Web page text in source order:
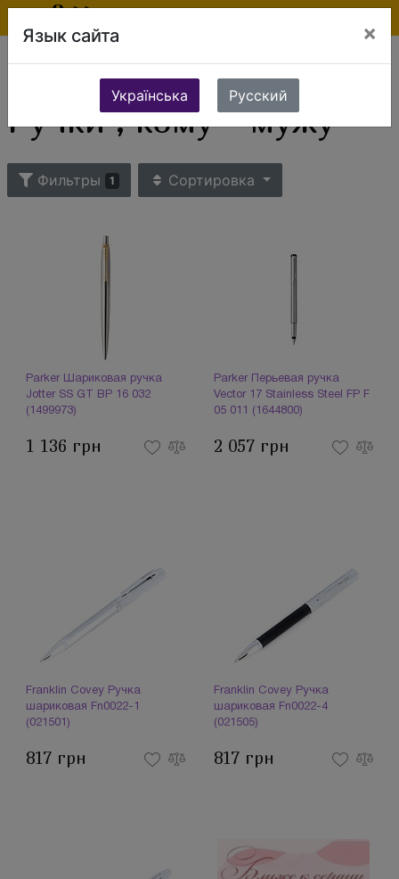
Ювелирные изделия
Сувениры и подарки
Ручки , кому - мужу
Фильтры 1 Сортировка
Parker Шариковая ручка
Jotter SS GT BP 16 032
(1499973)
1 136 грн
Parker Перьевая ручка
Vector 17 Stainless Steel FP F
05 011 (1644800)
2 057 грн
Franklin Covey Ручка
шариковая Fn0022-1
(021501)
817 грн
Franklin Covey Ручка
шариковая Fn0022-4
(021505)
817 грн
Язык сайта ×
Українська Русский